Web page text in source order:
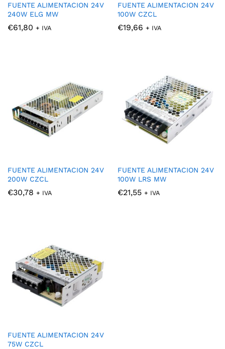
FUENTE ALIMENTACION 24V
240W ELG MW
€61,80 + IVA
FUENTE ALIMENTACION 24V
100W CZCL
€19,66 + IVA
FUENTE ALIMENTACION 24V
200W CZCL
€30,78 + IVA
FUENTE ALIMENTACION 24V
100W LRS MW
€21,55 + IVA
FUENTE ALIMENTACION 24V
75W CZCL